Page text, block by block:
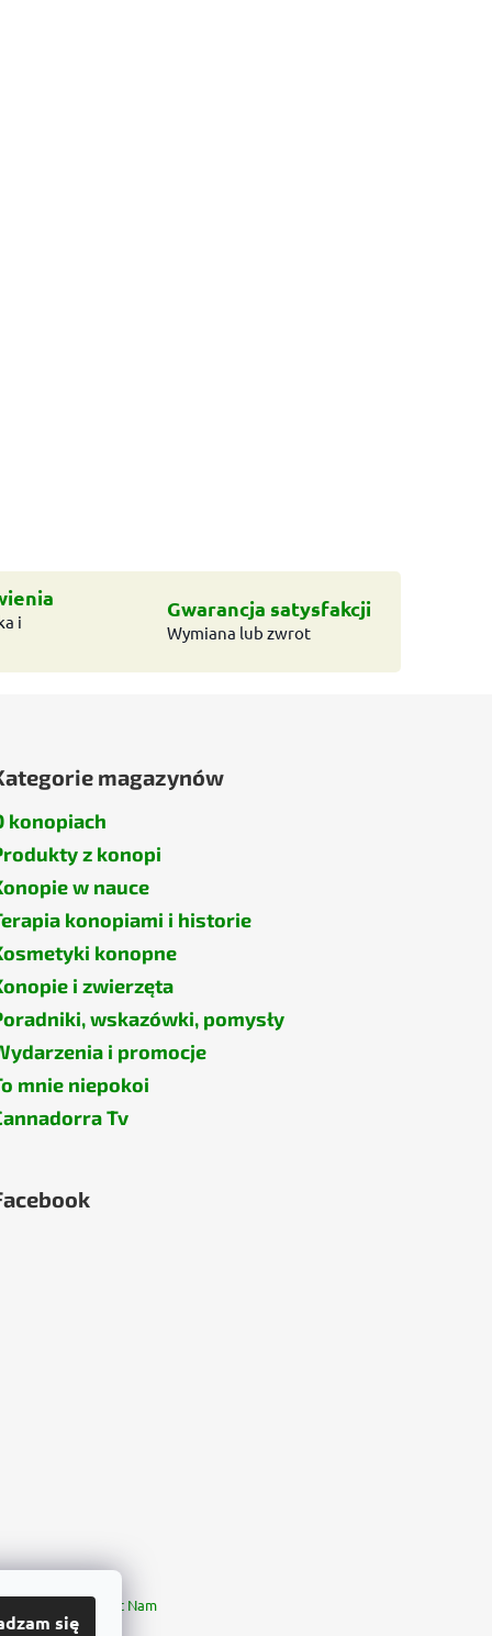
się
i
Gwarancja satysfakcji
Wymiana lub zwrot
magazynów
konopiach
z konopi
w nauce
konopiami i historie
konopne
i zwierzęta
wskazówki, pomysły
i promocje
mnie niepokoi
Tv
Việt Nam